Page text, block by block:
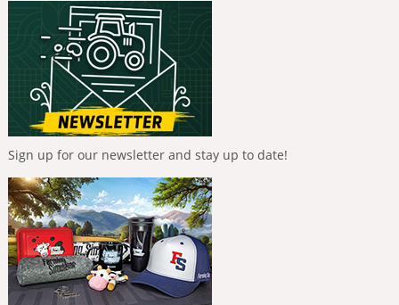
Sign up for our newsletter and stay up to date!